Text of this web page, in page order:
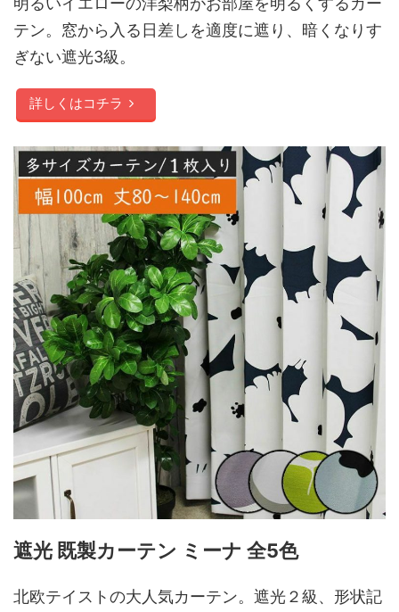
テン。窓から入る日差しを適度に遮り、暗くなりす
ぎない遮光3級。
詳しくはコチラ
遮光 既製カーテン ミーナ 全5色
北欧テイストの大人気カーテン。遮光２級、形状記